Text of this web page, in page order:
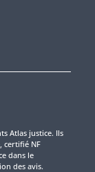
Atlas justice. Ils
certifié NF
dans le
des avis.